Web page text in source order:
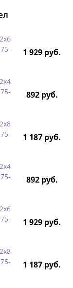
1 929 руб.
892 руб.
1 187 руб.
892 руб.
1 929 руб.
1 187 руб.